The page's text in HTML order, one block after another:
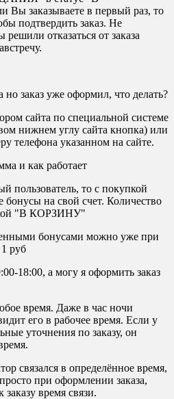
заказываете в первый раз, то
подтвердить заказ. Не
отказаться от заказа
заказ уже оформил, что делать?
сайта по специальной системе
нижнем углу сайта кнопка) или
телефона указанном на сайте.
и как работает
пользователь, то с покупкой
на свой счет. Количество
"В КОРЗИНУ"
бонусами можно уже при
руб
18:00, а могу я оформить заказ
время. Даже в час ночи
его в рабочее время. Если у
уточнения по заказу, он
связался в определённое время,
при оформлении заказа,
время связи.